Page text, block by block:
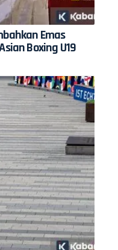
Emas
Boxing U19